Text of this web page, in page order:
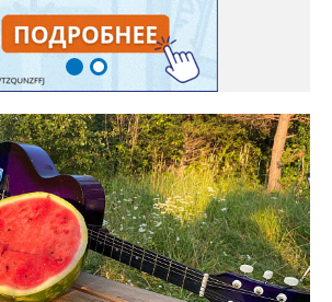
до 20:00 у магазина “Олеся”».
уверяет: предприятие делает
завершить восстановительные работы в
И благодарит за «терпение и понимание».
подача воды в дом №88 в